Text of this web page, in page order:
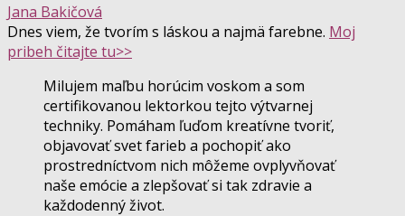
Jana Bakičová
Dnes viem, že tvorím s láskou a najmä farebne. Moj
pribeh čitajte tu>>
Milujem maľbu horúcim voskom a som
certifikovanou lektorkou tejto výtvarnej
techniky. Pomáham ľuďom kreatívne tvoriť,
objavovať svet farieb a pochopiť ako
prostredníctvom nich môžeme ovplyvňovať
naše emócie a zlepšovať si tak zdravie a
každodenný život.